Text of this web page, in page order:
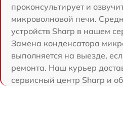
проконсультирует и
микроволновой печи.
устройств Sharp в нашем
Замена конденсатора
выполняется на выезде,
ремонта. Наш курьер
сервисный центр Sharp и